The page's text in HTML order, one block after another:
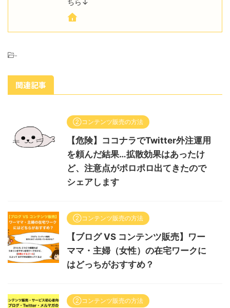
ちら↓
-
関連記事
②コンテンツ販売の方法
【危険】ココナラでTwitter外注運用
を頼んだ結果…拡散効果はあったけ
ど、注意点がポロポロ出てきたので
シェアします
②コンテンツ販売の方法
【ブログ VS コンテンツ販売】ワー
ママ・主婦（女性）の在宅ワークに
はどっちがおすすめ？
②コンテンツ販売の方法